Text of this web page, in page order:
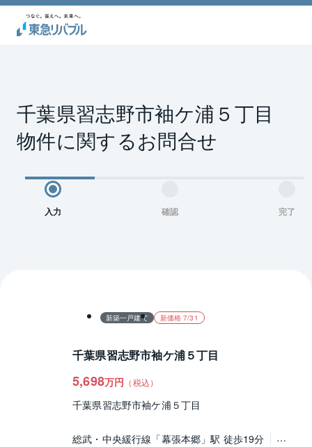
千葉県習志野市袖ケ浦５丁目
物件に関するお問合せ
入力 確認 完了
新築一戸建て 新価格 7/31
千葉県習志野市袖ケ浦５丁目
5,698万円 （税込）
千葉県習志野市袖ケ浦５丁目
総武・中央緩行線「幕張本郷」駅 徒歩19分
京